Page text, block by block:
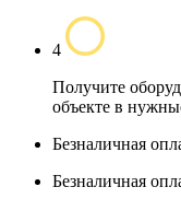
4
Получите
объекте в
Безналичная
Безналичная